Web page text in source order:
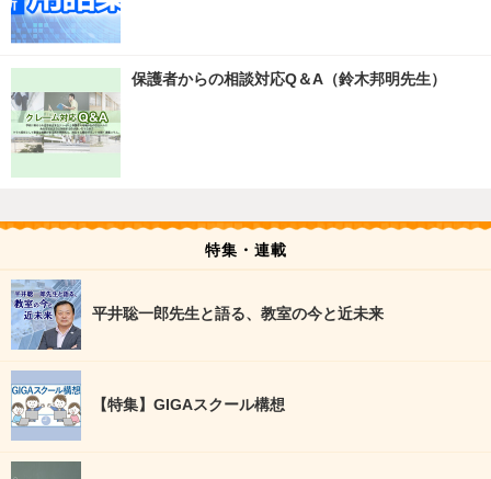
保護者からの相談対応Q＆A（鈴木邦明先生）
特集・連載
平井聡一郎先生と語る、教室の今と近未来
【特集】GIGAスクール構想